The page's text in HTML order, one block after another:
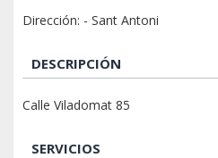
Dirección: - Sant Antoni
DESCRIPCIÓN
Calle Viladomat 85
SERVICIOS